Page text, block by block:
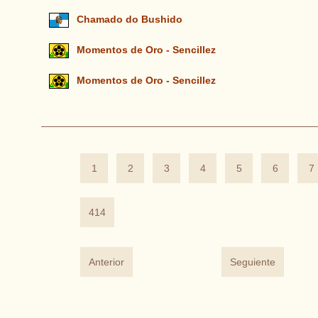
Chamado do Bushido
Momentos de Oro - Sencillez
Momentos de Oro - Sencillez
1 2 3 4 5 6 7
414
Anterior Seguiente